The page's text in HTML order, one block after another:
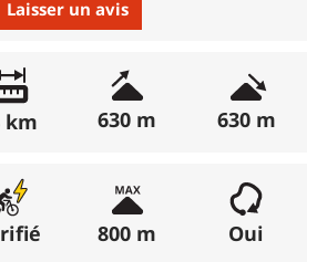
Laisser un avis
100%
0%
km 630 m 630 m
800 m Oui